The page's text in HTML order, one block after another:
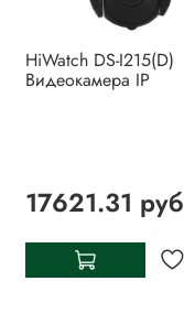
HiWatch DS-I215(D)
Видеокамера IP
17621.31 руб